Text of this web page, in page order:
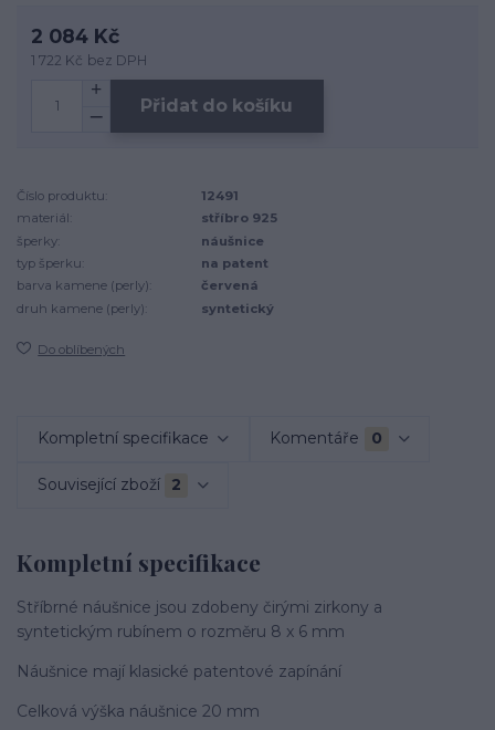
2 084 Kč
1 722 Kč bez DPH
Přidat do košíku
Číslo produktu:
12491
materiál:
stříbro 925
šperky:
náušnice
typ šperku:
na patent
barva kamene (perly):
červená
druh kamene (perly):
syntetický
Do oblíbených
Kompletní specifikace Komentáře 0
Související zboží 2
Kompletní specifikace
Stříbrné náušnice jsou zdobeny čirými zirkony a
syntetickým rubínem o rozměru 8 x 6 mm
Náušnice mají klasické patentové zapínání
Celková výška náušnice 20 mm